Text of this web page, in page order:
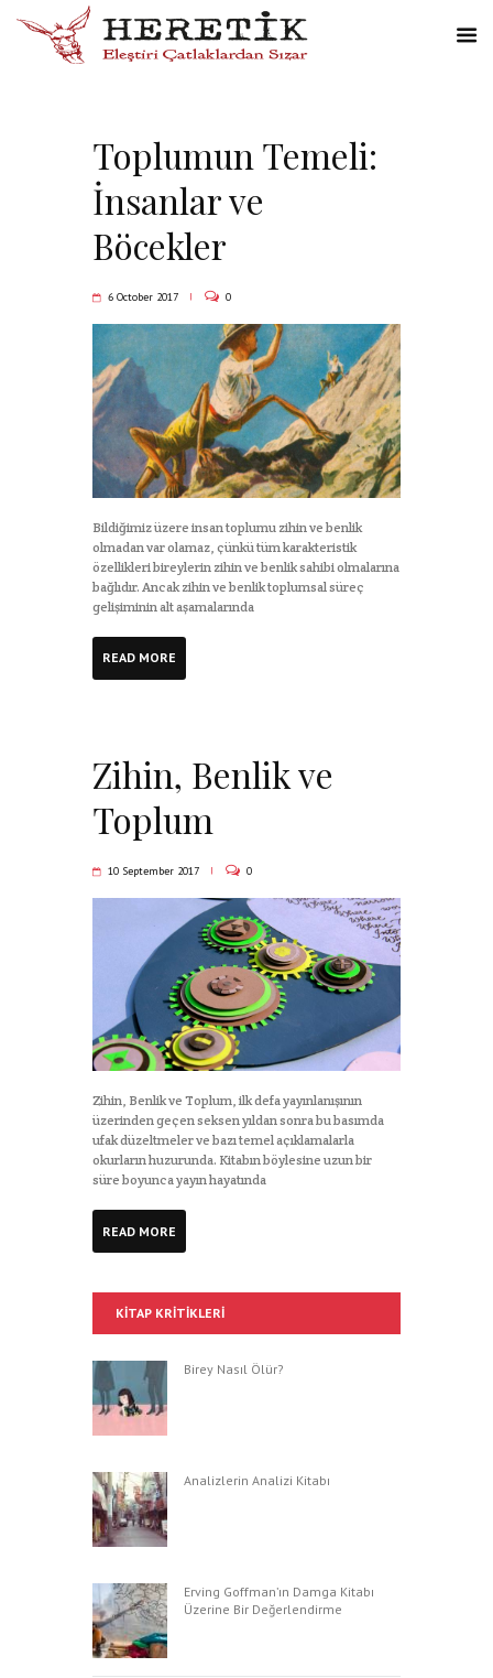
Toplumun Temeli:
İnsanlar ve
Böcekler
6 October 2017 0
Bildiğimiz üzere insan toplumu zihin ve benlik
olmadan var olamaz, çünkü tüm karakteristik
özellikleri bireylerin zihin ve benlik sahibi olmalarına
bağlıdır. Ancak zihin ve benlik toplumsal süreç
gelişiminin alt aşamalarında
READ MORE
Zihin, Benlik ve
Toplum
10 September 2017 0
Zihin, Benlik ve Toplum, ilk defa yayınlanışının
üzerinden geçen seksen yıldan sonra bu basımda
ufak düzeltmeler ve bazı temel açıklamalarla
okurların huzurunda. Kitabın böylesine uzun bir
süre boyunca yayın hayatında
READ MORE
KITAP KRITIKLERI
Birey Nasıl Ölür?
Analizlerin Analizi Kitabı
Erving Goffman’ın Damga Kitabı
Üzerine Bir Değerlendirme